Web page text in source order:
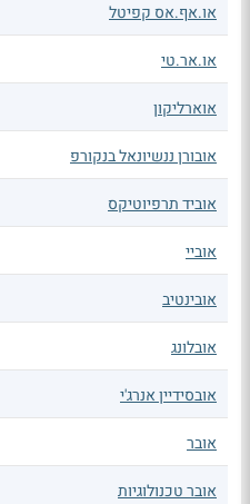
או.אף.אס קפיטל
או.אר.טי
אוארליקון
אובורן ננשיונאל בנקורפ
אוביד תרפיוטיקס
אוביי
אובינטיב
אובלונג
אובסידיין אנרג'י
אובר
אובר טכנולוגיות